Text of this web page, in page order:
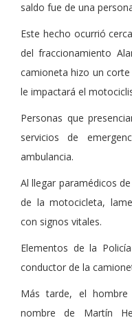
saldo fue de una
Este hecho ocurrió
del fraccionamiento
camioneta hizo un
le impactará el
Personas que
servicios de
ambulancia.
Al llegar paramédicos
de la motocicleta,
con signos vitales.
Elementos de la
conductor de la
Más tarde, el
nombre de Martín